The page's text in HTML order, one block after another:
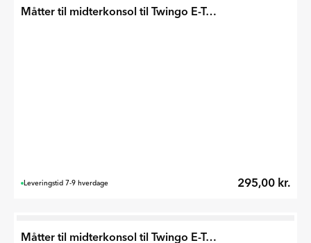
Måtter til midterkonsol til Twingo E-Tech 2026
Leveringstid 7-9 hverdage 295,00 kr.
Måtter til midterkonsol til Twingo E-Tech 2026